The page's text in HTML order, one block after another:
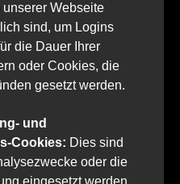
Webseite
sind, um Logins
die Dauer Ihrer
oder Cookies, die
gesetzt werden.
und
Cookies: Dies sind
oder die
eingesetzt werden.